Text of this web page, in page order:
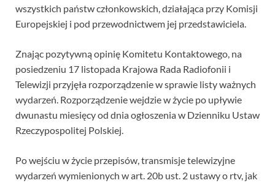
wszystkich państw członkowskich, działająca przy Komisji
Europejskiej i pod przewodnictwem jej przedstawiciela.
Znając pozytywną opinię Komitetu Kontaktowego, na
posiedzeniu 17 listopada Krajowa Rada Radiofonii i
Telewizji przyjęła rozporządzenie w sprawie listy ważnych
wydarzeń. Rozporządzenie wejdzie w życie po upływie
dwunastu miesięcy od dnia ogłoszenia w Dzienniku Ustaw
Rzeczypospolitej Polskiej.
Po wejściu w życie przepisów, transmisje telewizyjne
wydarzeń wymienionych w art. 20b ust. 2 ustawy o rtv, jak